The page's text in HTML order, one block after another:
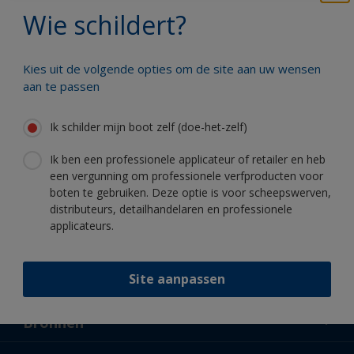
Wie schildert?
Kies uit de volgende opties om de site aan uw wensen
aan te passen
Ik schilder mijn boot zelf (doe-het-zelf)
Ik ben een professionele applicateur of retailer en heb
een vergunning om professionele verfproducten voor
boten te gebruiken. Deze optie is voor scheepswerven,
distributeurs, detailhandelaren en professionele
applicateurs.
Site aanpassen
Profiteer van onze non-stop innovatie
Volg International:
Bronnen